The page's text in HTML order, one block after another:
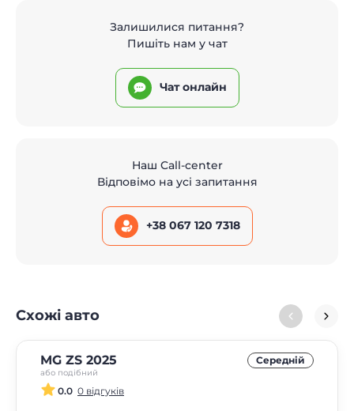
Залишилися питання?
Пишіть нам у чат
Чат онлайн
Наш Call-center
Відповімо на усі запитання
+38 067 120 7318
Схожі авто
MG ZS 2025
або подібний
Середнiй
0.0 0 відгуків